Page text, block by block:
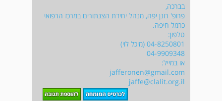
בברכה,
פרופ' רונן יפה, מנהל יחידת הצנתורים במרכז הרפואי
כרמל חיפה.
טלפון:
04-8250801 (מיכל לוי)
04-9909348
או במייל:
jafferonen@gmail.com
jaffe@clalit.org.il